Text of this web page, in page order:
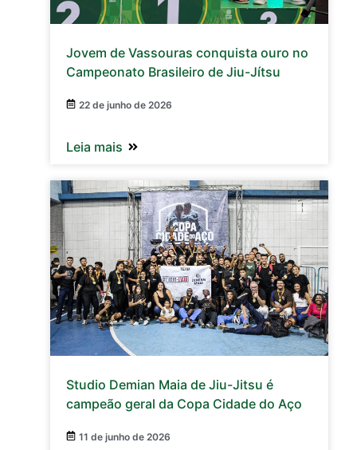
Jovem de Vassouras conquista ouro no
Campeonato Brasileiro de Jiu-Jítsu
22 de junho de 2026
Leia mais
Studio Demian Maia de Jiu-Jitsu é
campeão geral da Copa Cidade do Aço
11 de junho de 2026